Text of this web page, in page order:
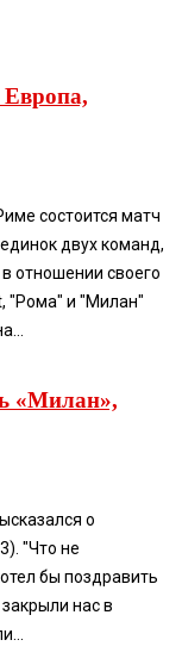
состоится матч
двух команд,
отношении своего
"Рома" и "Милан"
«Милан»,
о
"Что не
бы поздравить
нас в